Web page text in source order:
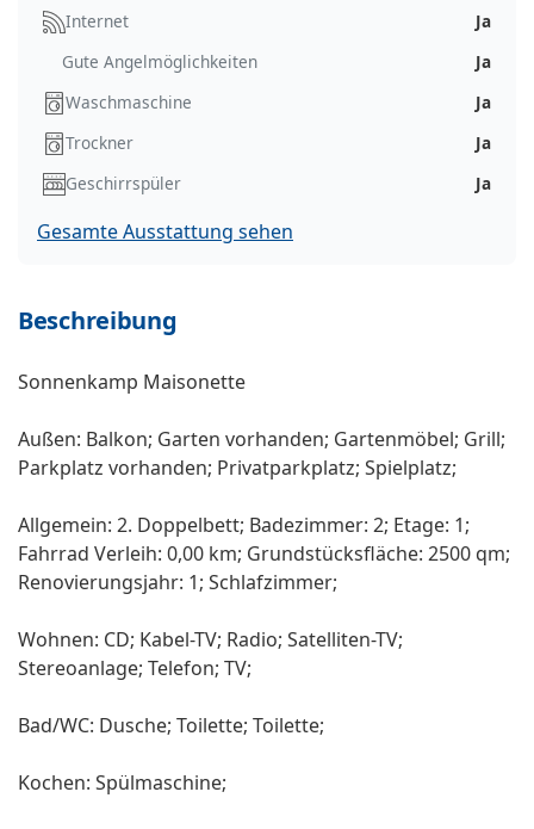
Internet
Ja
Gute Angelmöglichkeiten
Ja
Waschmaschine
Ja
Trockner
Ja
Geschirrspüler
Ja
Gesamte Ausstattung sehen
Beschreibung
Sonnenkamp Maisonette
Außen: Balkon; Garten vorhanden; Gartenmöbel; Grill;
Parkplatz vorhanden; Privatparkplatz; Spielplatz;
Allgemein: 2. Doppelbett; Badezimmer: 2; Etage: 1;
Fahrrad Verleih: 0,00 km; Grundstücksfläche: 2500 qm;
Renovierungsjahr: 1; Schlafzimmer;
Wohnen: CD; Kabel-TV; Radio; Satelliten-TV;
Stereoanlage; Telefon; TV;
Bad/WC: Dusche; Toilette; Toilette;
Kochen: Spülmaschine;